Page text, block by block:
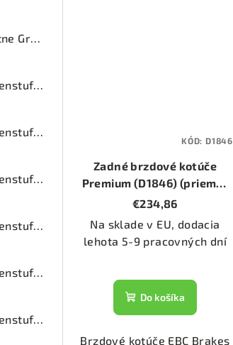
Predné/zadné brzdové platne Greenstuff 2000 (DP2415)
Predné brzdové platne Greenstuff 2000 (DP21074)
Predné brzdové platne Greenstuff 2000 (DP21344)
Predné brzdové platne Greenstuff 2000 (DP22168)
Predné brzdové platne Greenstuff 2000 (DP21206)
Predné brzdové platne Greenstuff 2000 (DP21336)
Predné brzdové platne Greenstuff 2000 (DP21723)
Zadné brzdové kotúče
Premium (D1846) (priemer
330mm)
€234,86
Na sklade v EU, dodacia
lehota 5-9 pracovných dní
Do košíka
Brzdové kotúče EBC Brakes
KÓD: D1846